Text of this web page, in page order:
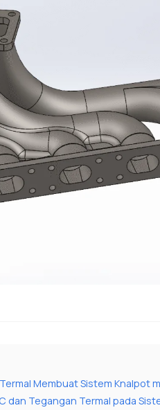
Membuat Sistem Knalpot
dan Tegangan Termal pada